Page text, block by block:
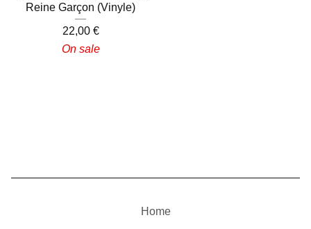
Reine Garçon (Vinyle)
22,00 €
On sale
Home